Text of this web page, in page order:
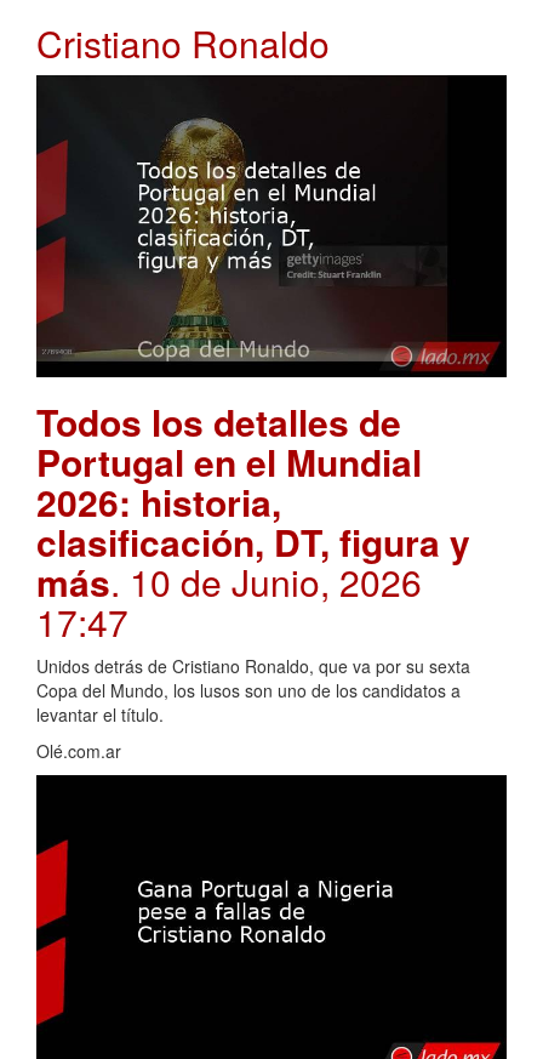
Cristiano Ronaldo
Todos los detalles de
Portugal en el Mundial
2026: historia,
clasificación, DT, figura y
más. 10 de Junio, 2026
17:47
Unidos detrás de Cristiano Ronaldo, que va por su sexta
Copa del Mundo, los lusos son uno de los candidatos a
levantar el título.
Olé.com.ar